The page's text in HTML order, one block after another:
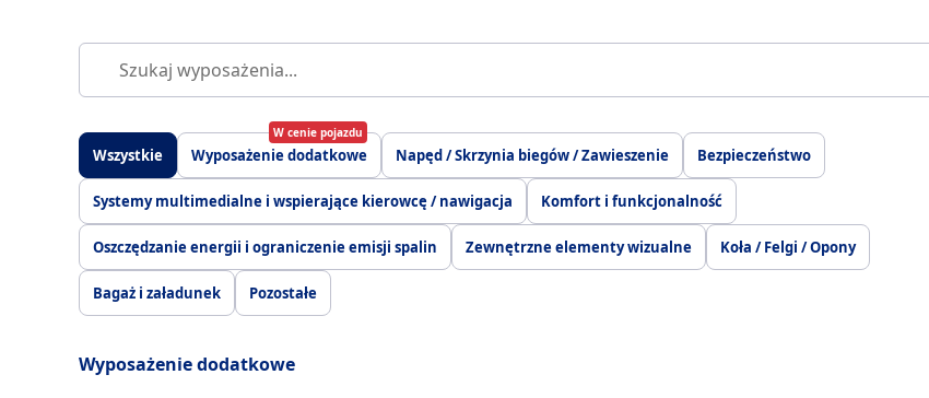
Wszystkie Wyposażenie dodatkowe
W cenie pojazdu
Napęd / Skrzynia biegów / Zawieszenie Bezpieczeństwo
Systemy multimedialne i wspierające kierowcę / nawigacja Komfort i funkcjonalność
Oszczędzanie energii i ograniczenie emisji spalin Zewnętrzne elementy wizualne Koła / Felgi / Opony
Bagaż i załadunek Pozostałe
Wyposażenie dodatkowe